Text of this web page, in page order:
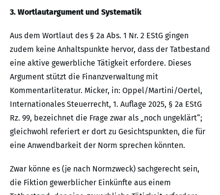
3. Wortlautargument und Systematik
Aus dem Wortlaut des § 2a Abs. 1 Nr. 2 EStG gingen
zudem keine Anhaltspunkte hervor, dass der Tatbestand
eine aktive gewerbliche Tätigkeit erfordere. Dieses
Argument stützt die Finanzverwaltung mit
Kommentarliteratur. Micker, in: Oppel/Martini/Oertel,
Internationales Steuerrecht, 1. Auflage 2025, § 2a EStG
Rz. 99, bezeichnet die Frage zwar als „noch ungeklärt“;
gleichwohl referiert er dort zu Gesichtspunkten, die für
eine Anwendbarkeit der Norm sprechen könnten.
Zwar könne es (je nach Normzweck) sachgerecht sein,
die Fiktion gewerblicher Einkünfte aus einem